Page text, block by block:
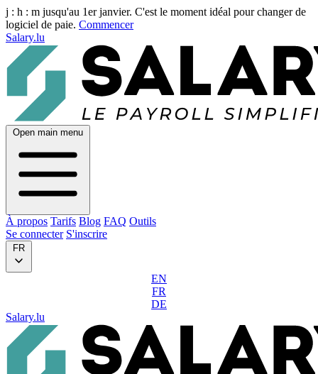
j : h : m jusqu'au 1er janvier. C'est le moment idéal pour changer de
logiciel de paie. Commencer
Salary.lu
Open main menu
À propos Tarifs Blog FAQ Outils
Se connecter S'inscrire
FR
EN
FR
DE
Salary.lu